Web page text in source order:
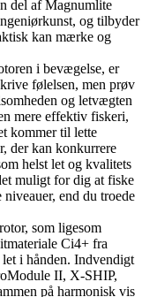
del af Magnumlite
og tilbyder
kan mærke og
i bevægelse, er
følelsen, men prøv
og letvægten
mere effektiv fiskeri,
kommer til lette
der kan konkurrere
helst let og kvalitets
muligt for dig at fiske
end du troede
som ligesom
Ci4+ fra
i hånden. Indvendigt
II, X-SHIP,
på harmonisk vis